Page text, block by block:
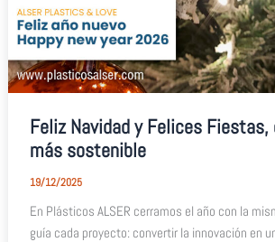
Feliz Navidad y Felices
más sostenible
19/12/2025
En Plásticos ALSER cerramos el año con la
guía cada proyecto: convertir la innovación en